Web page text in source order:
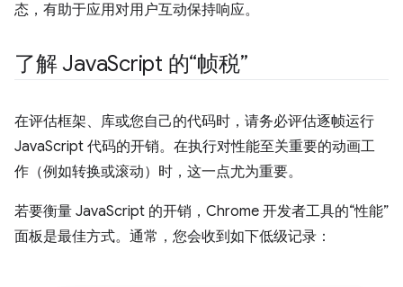
态，有助于应用对用户互动保持响应。
了解 JavaScript 的“帧税”
在评估框架、库或您自己的代码时，请务必评估逐帧运行
JavaScript 代码的开销。在执行对性能至关重要的动画工
作（例如转换或滚动）时，这一点尤为重要。
若要衡量 JavaScript 的开销，Chrome 开发者工具的“性能”
面板是最佳方式。通常，您会收到如下低级记录：